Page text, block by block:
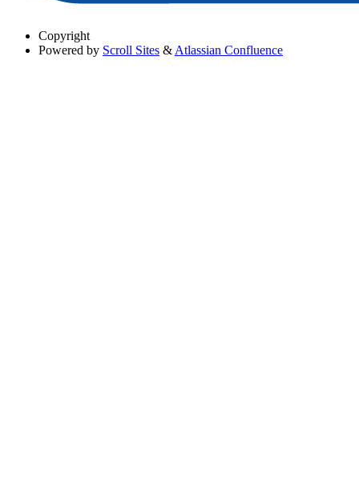
Copyright
Powered by Scroll Sites & Atlassian Confluence